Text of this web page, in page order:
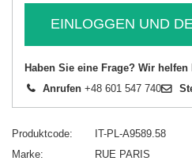
EINLOGGEN UND
Haben Sie eine Frage? Wir helfen
Anrufen +48 601 547 740
Produktcode
IT-PL-A9589.58
Marke
RUE PARIS